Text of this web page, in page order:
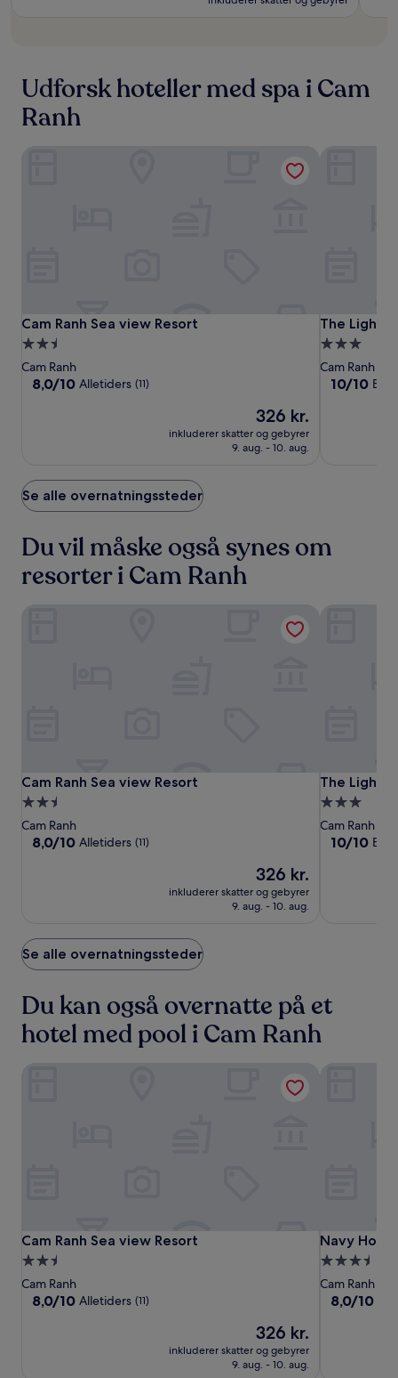
Udforsk hoteller med spa i Cam
Ranh
Cam
Ranh
Sea
view
Resort
Cam
Ranh
Sea
view
Resort
Cam Ranh Sea view Resort
Cam Ranh Sea view Resort
2.5-
stjernet
overnatningssted
Cam Ranh
8.0
8,0/10 Alletiders (11)
Prisen
326 kr.
326 kr.
inkluderer skatter og gebyrer
9. aug. - 10. aug.
Cam Ranh Sea view Resort
The
Light
Arena
Ocean
Tower
The Light
The Light
3.0-
stjernet
Cam Ranh
10.0
10/10
The Light
Se alle overnatningssteder
Du vil måske også synes om
resorter i Cam Ranh
Cam
Ranh
Sea
view
Resort
Cam
Ranh
Sea
view
Resort
Cam Ranh Sea view Resort
Cam Ranh Sea view Resort
2.5-
stjernet
overnatningssted
Cam Ranh
8.0
8,0/10 Alletiders (11)
Prisen
326 kr.
326 kr.
inkluderer skatter og gebyrer
9. aug. - 10. aug.
Cam Ranh Sea view Resort
The
Light
Arena
Ocean
Tower
The Light
The Light
3.0-
stjernet
Cam Ranh
10.0
10/10
The Light
Se alle overnatningssteder
Du kan også overnatte på et
hotel med pool i Cam Ranh
Cam
Ranh
Sea
view
Resort
Cam
Ranh
Sea
view
Resort
Cam Ranh Sea view Resort
Cam Ranh Sea view Resort
2.5-
stjernet
overnatningssted
Cam Ranh
8.0
8,0/10 Alletiders (11)
Prisen
326 kr.
326 kr.
inkluderer skatter og gebyrer
9. aug. - 10. aug.
Cam Ranh Sea view Resort
Navy
Hotel
Cam
Ranh
Navy Hotel
Navy Hotel
3.5-
stjernet
Cam Ranh
8.0
8,0/10
Navy Hotel